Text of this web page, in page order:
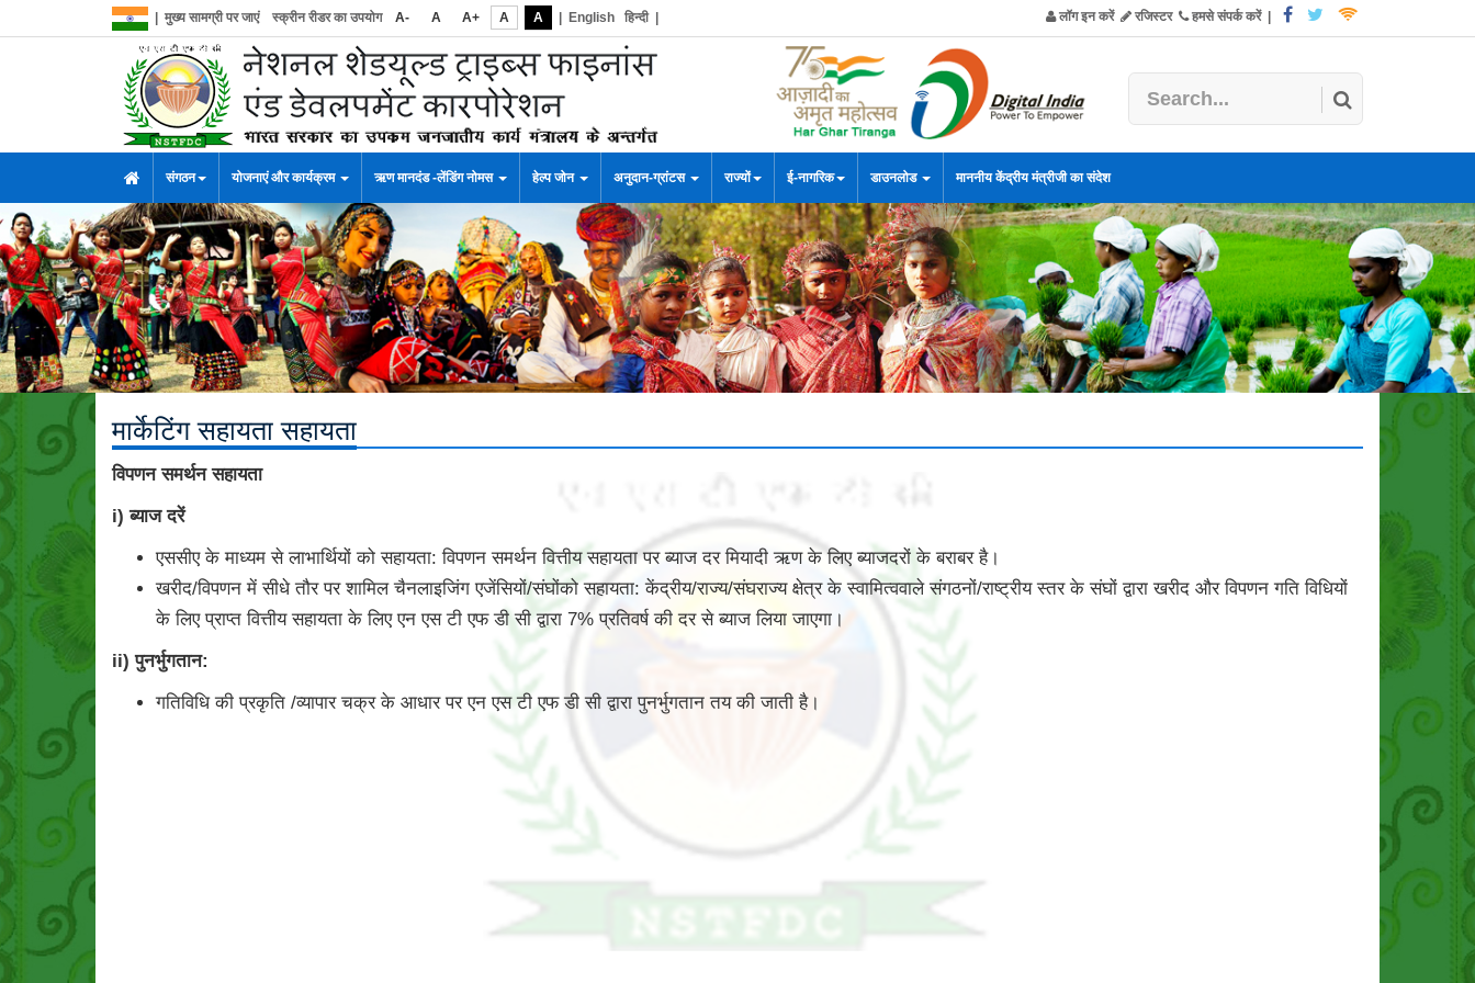
मुख्य सामग्री पर जाएं स्क्रीन रीडर का उपयोग A- A A+ A A English हिन्दी| लॉग इन करें रजिस्टर हमसे संपर्क करें|
संगठन योजनाएं और कार्यक्रम ऋण मानदंड -लेंडिंग नोमस हेल्प जोन अनुदान-ग्रांटस राज्यों ई-नागरिक डाउनलोड माननीय केंद्रीय मंत्रीजी का संदेश
मार्केटिंग सहायता सहायता
विपणन समर्थन सहायता
i) ब्याज दरें
एससीए के माध्यम से लाभार्थियों को सहायता: विपणन समर्थन वित्तीय सहायता पर ब्याज दर मियादी ऋण के लिए ब्याजदरों के बराबर है।
खरीद/विपणन में सीधे तौर पर शामिल चैनलाइजिंग एजेंसियों/संघोंको सहायता: केंद्रीय/राज्य/संघराज्य क्षेत्र के स्वामित्ववाले संगठनों/राष्ट्रीय स्तर के संघों द्वारा खरीद और विपणन गति विधियों
के लिए प्राप्त वित्तीय सहायता के लिए एन एस टी एफ डी सी द्वारा 7% प्रतिवर्ष की दर से ब्याज लिया जाएगा।
ii) पुनर्भुगतान:
गतिविधि की प्रकृति /व्यापार चक्र के आधार पर एन एस टी एफ डी सी द्वारा पुनर्भुगतान तय की जाती है।